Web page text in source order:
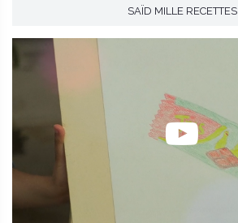
SAÏD MILLE RECETTES